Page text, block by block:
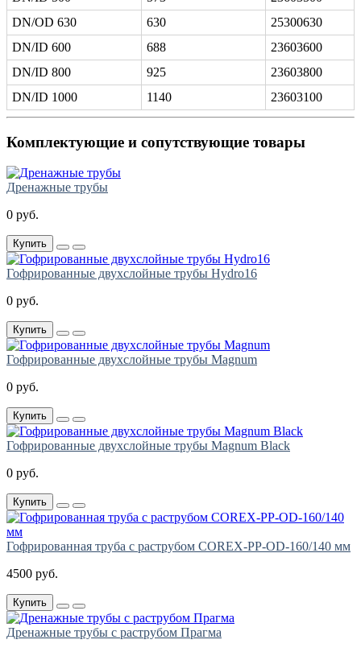
DN/OD 630
630
25300630
DN/ID 600
688
23603600
DN/ID 800
925
23603800
DN/ID 1000
1140 23603100
Комплектующие и сопутствующие товары
Дренажные трубы
0 руб.
Купить
Гофрированные двухслойные трубы Hydro16
0 руб.
Купить
Гофрированные двухслойные трубы Magnum
0 руб.
Купить
Гофрированные двухслойные трубы Magnum Black
0 руб.
Купить
Гофрированная труба с раструбом COREX-PP-OD-160/140 мм
4500 руб.
Купить
Дренажные трубы с раструбом Прагма